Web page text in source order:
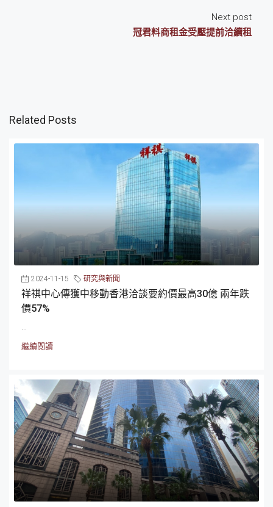
Next post
冠君料商租金受壓提前洽續租
Related Posts
2024-11-15 研究與新聞
祥祺中心傳獲中移動香港洽談要約價最高30億 兩年跌
價57%
繼續閱讀